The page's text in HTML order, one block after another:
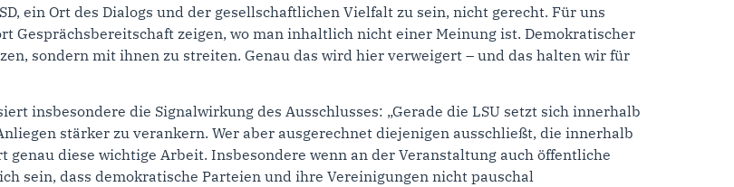
ein Ort des Dialogs und der gesellschaftlichen Vielfalt zu sein, nicht gerecht. Für uns
Gesprächsbereitschaft zeigen, wo man inhaltlich nicht einer Meinung ist. Demokratischer
sondern mit ihnen zu streiten. Genau das wird hier verweigert – und das halten wir für
insbesondere die Signalwirkung des Ausschlusses: „Gerade die LSU setzt sich innerhalb
stärker zu verankern. Wer aber ausgerechnet diejenigen ausschließt, die innerhalb
diese wichtige Arbeit. Insbesondere wenn an der Veranstaltung auch öffentliche
sein, dass demokratische Parteien und ihre Vereinigungen nicht pauschal